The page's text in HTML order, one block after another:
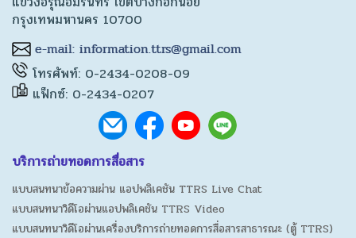
กรุงเทพมหานคร 10700
โทรศัพท์: 0-2434-0208-09
แฟ็กซ์: 0-2434-0207
บริการถ่ายทอดการสื่อสาร
แบบสนทนาข้อความผ่าน แอปพลิเคชัน TTRS Live Chat
แบบสนทนาวิดีโอผ่านแอปพลิเคชัน TTRS Video
แบบสนทนาวิดีโอผ่านเครื่องบริการถ่ายทอดการสื่อสารสาธารณะ (ตู้ TTRS)